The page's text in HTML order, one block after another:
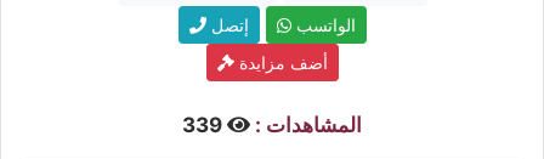
إتصل
الواتسب
أضف مزايدة
المشاهدات :